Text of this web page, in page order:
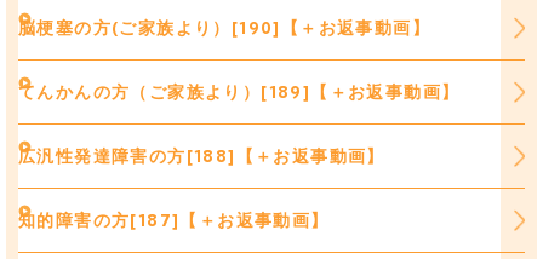
脳梗塞の方(ご家族より）[190]【＋お返事動画】
てんかんの方（ご家族より）[189]【＋お返事動画】
広汎性発達障害の方[188]【＋お返事動画】
知的障害の方[187]【＋お返事動画】